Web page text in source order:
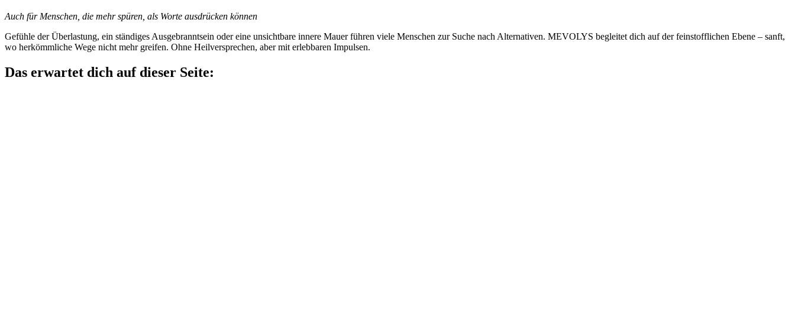
Auch für Menschen, die mehr spüren, als Worte ausdrücken können
Gefühle der Überlastung, ein ständiges Ausgebranntsein oder eine unsichtbare innere Mauer führen viele Menschen zur Suche nach Alternativen. MEVOLYS begleitet dich auf der feinstofflichen Ebene – sanft,
wo herkömmliche Wege nicht mehr greifen. Ohne Heilversprechen, aber mit erlebbaren Impulsen.
Das erwartet dich auf dieser Seite: